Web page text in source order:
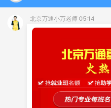
北京万通小万老师 05:14